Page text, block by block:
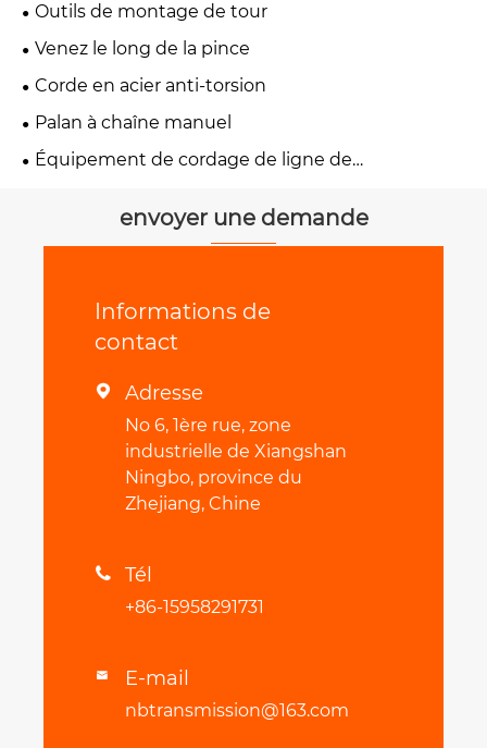
Outils de montage de tour
Venez le long de la pince
Corde en acier anti-torsion
Palan à chaîne manuel
Équipement de cordage de ligne de
envoyer une demande
Informations de
contact
 Adresse
No 6, 1ère rue, zone
industrielle de Xiangshan
Ningbo, province du
Zhejiang, Chine
 Tél
+86-15958291731
 E-mail
nbtransmission@163.com